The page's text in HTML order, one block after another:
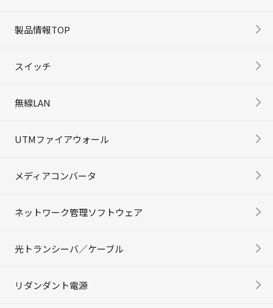
製品情報TOP
スイッチ
無線LAN
UTMファイアウォール
メディアコンバータ
ネットワーク管理ソフトウェア
光トランシーバ／ケーブル
リダンダント電源